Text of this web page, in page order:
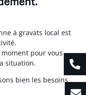
à gravats local est
pour vous
situation.
bien les besoins